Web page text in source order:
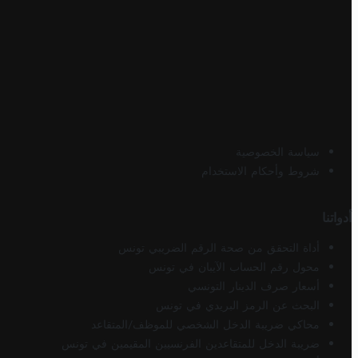
سياسة الخصوصية
شروط وأحكام الاستخدام
أدواتنا
أداة التحقق من صحة الرقم الضريبي تونس
محول رقم الحساب الآيبان في تونس
أسعار صرف الدينار التونسي
البحث عن الرمز البريدي في تونس
محاكي ضريبة الدخل الشخصي للموظف/المتقاعد
ضريبة الدخل للمتقاعدين الفرنسيين المقيمين في تونس